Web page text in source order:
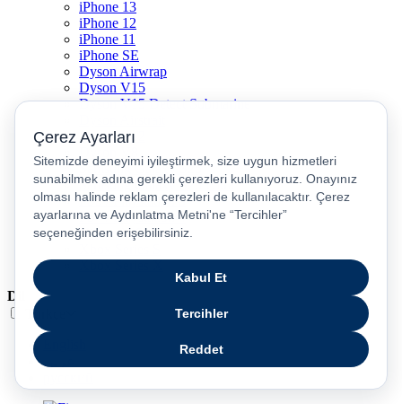
iPhone 13
iPhone 12
iPhone 11
iPhone SE
Dyson Airwrap
Dyson V15
Dyson V15 Detect Submarine
Dyson V12
Dyson V8
Samsung Galaxy S25
Samsung Galaxy S25 Ultra
PS5 / Playstation 5
PS4 / Playstation 4
Nintendo Switch
Dil
Türkçe
عربى